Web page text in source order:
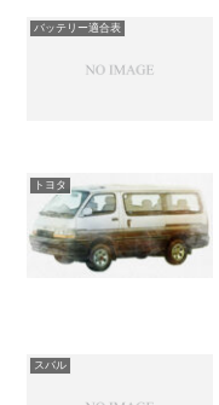
バッテリー適合表
トヨタ
スバル